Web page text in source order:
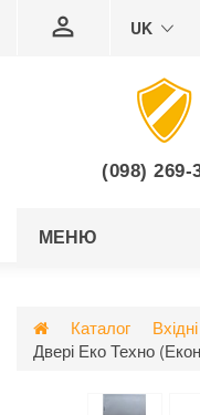
UK
(098) 269-
МЕНЮ
Каталог
Двері Еко Техно